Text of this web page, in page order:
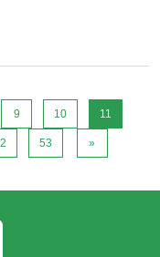
9 10 11
53 »